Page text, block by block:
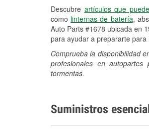
Descubre artículos que
como linternas de batería,
Auto Parts #1678 ubicada en
para ayudar a prepararte
Comprueba la disponibilidad
profesionales en
tormentas.
Suministros